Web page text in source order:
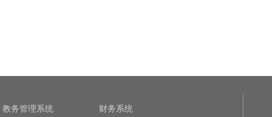
教务管理系统 财务系统